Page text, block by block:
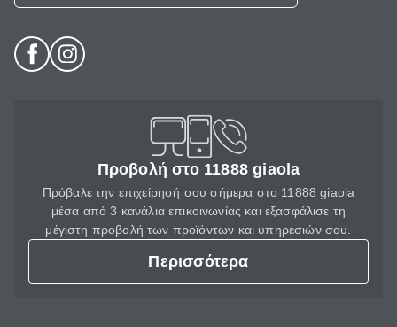
Προβολή στο 11888 giaola
Πρόβαλε την επιχείρησή σου σήμερα στο 11888 giaola
μέσα από 3 κανάλια επικοινωνίας και εξασφάλισε τη
μέγιστη προβολή των προϊόντων και υπηρεσιών σου.
Περισσότερα